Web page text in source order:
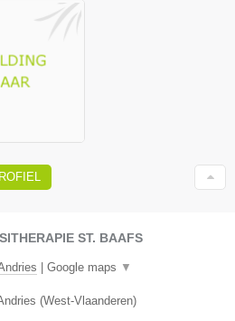
ST. BAAFS
Google maps ▼
(West-Vlaanderen)